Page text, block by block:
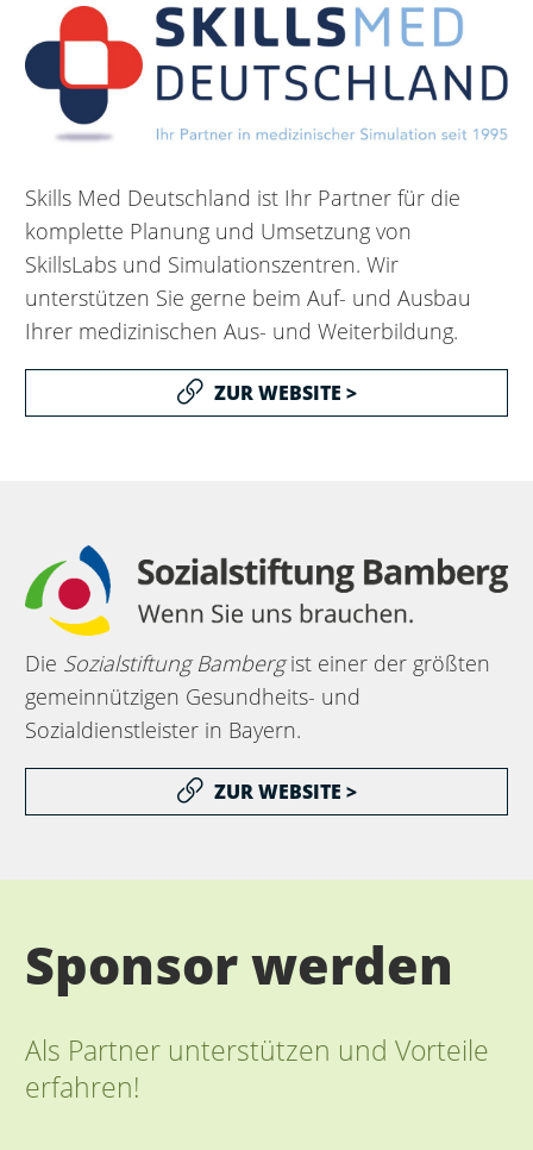
Skills Med Deutschland ist Ihr Partner für die
komplette Planung und Umsetzung von
SkillsLabs und Simulationszentren. Wir
unterstützen Sie gerne beim Auf- und Ausbau
Ihrer medizinischen Aus- und Weiterbildung.
ZUR WEBSITE >
Die Sozialstiftung Bambergist einer der größten
gemeinnützigen Gesundheits- und
Sozialdienstleister in Bayern.
ZUR WEBSITE >
Sponsor werden
Als Partner unterstützen und Vorteile
erfahren!